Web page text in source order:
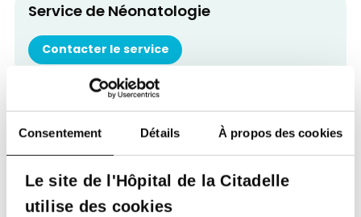
Consentement Détails À propos des cookies
Le site de l'Hôpital de la Citadelle
utilise des cookies
Service de Néonatologie
Contacter le service
Retour à tous nos spécialistes